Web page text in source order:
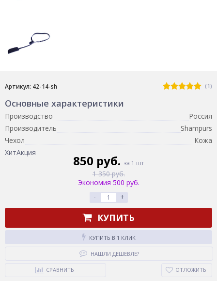
Артикул: 42-14-sh (1)
Основные характеристики
Производство
Россия
Производитель
Shampurs
Чехол
Кожа
ХитАкция
850 руб. за 1 шт
1 350 руб.
Экономия 500 руб.
-
+
КУПИТЬ
КУПИТЬ В 1 КЛИК
НАШЛИ ДЕШЕВЛЕ?
СРАВНИТЬ ОТЛОЖИТЬ